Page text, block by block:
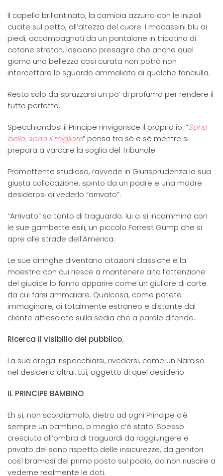
Il capello brillantinato, la camicia azzurra con le iniziali
cucite sul petto, all’altezza del cuore. I mocassini blu ai
piedi, accompagnati da un pantalone in tricotina di
cotone stretch, lasciano presagire che anche quel
giorno una bellezza così curata non potrà non
intercettare lo sguardo ammaliato di qualche fanciulla.
Resta solo da spruzzarsi un po’ di profumo per rendere il
tutto perfetto.
Specchiandosi il Principe rinvigorisce il proprio io. “Sono
bello, sono il migliore” pensa tra sé e sé mentre si
prepara a varcare la soglia del Tribunale.
Promettente studioso, ravvede in Giurisprudenza la sua
giusta collocazione, spinto da un padre e una madre
desiderosi di vederlo “arrivato”.
“Arrivato” sa tanto di traguardo: lui ci si incammina con
le sue gambette esili, un piccolo Forrest Gump che si
apre alle strade dell’America.
Le sue arringhe diventano citazioni classiche e la
maestria con cui riesce a mantenere alta l’attenzione
del giudice lo fanno apparire come un giullare di corte
da cui farsi ammaliare. Qualcosa, come potete
immaginare, di totalmente estraneo e distante dal
cliente afflosciato sulla sedia che a parole difende.
Ricerca il visibilio del pubblico.
La sua droga: rispecchiarsi, rivedersi, come un Narciso
nel desiderio altrui. Lui, oggetto di quel desiderio.
IL PRINCIPE BAMBINO
Eh sì, non scordiamolo, dietro ad ogni Principe c’è
sempre un bambino, o meglio c’è stato. Spesso
cresciuto all’ombra di traguardi da raggiungere e
privato del sano rispetto delle insicurezze, da genitori
così bramosi del primo posto sul podio, da non riuscire a
vederne realmente le doti.